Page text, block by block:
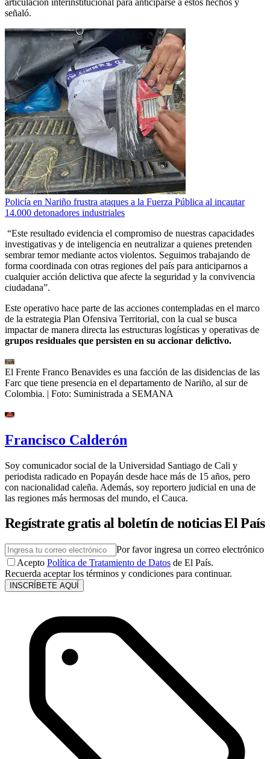
señaló.
Policía en Nariño frustra ataques a la Fuerza Pública al incautar
14.000 detonadores industriales
“Este resultado evidencia el compromiso de nuestras capacidades
investigativas y de inteligencia en neutralizar a quienes pretenden
sembrar temor mediante actos violentos. Seguimos trabajando de
forma coordinada con otras regiones del país para anticiparnos a
cualquier acción delictiva que afecte la seguridad y la convivencia
ciudadana”.
Este operativo hace parte de las acciones contempladas en el marco
de la estrategia Plan Ofensiva Territorial, con la cual se busca
impactar de manera directa las estructuras logísticas y operativas de
grupos residuales que persisten en su accionar delictivo.
El Frente Franco Benavides es una facción de las disidencias de las
Farc que tiene presencia en el departamento de Nariño, al sur de
Colombia. | Foto: Suministrada a SEMANA
Francisco Calderón
Soy comunicador social de la Universidad Santiago de Cali y
periodista radicado en Popayán desde hace más de 15 años, pero
con nacionalidad caleña. Además, soy reportero judicial en una de
las regiones más hermosas del mundo, el Cauca.
Regístrate gratis al boletín de noticias El País
Por favor ingresa un correo electrónico
Acepto Política de Tratamiento de Datos de El País.
Recuerda aceptar los términos y condiciones para continuar.
INSCRÍBETE AQUÍ